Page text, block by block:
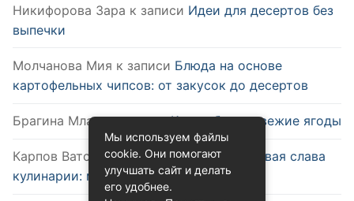
Никифорова Зара к записи Идеи для десертов без
выпечки
Молчанова Мия к записи Блюда на основе
картофельных чипсов: от закусок до десертов
Брагина Младак записиКак выбрать свежие ягоды
Карпов Ватславк записиУдобство и новая слава
кулинарии: микроволновка
Мы используем файлы
cookie. Они помогают
улучшать сайт и делать
его удобнее.